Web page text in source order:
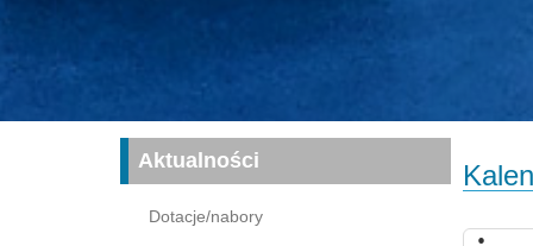
Aktualności
Dotacje/nabory
04:00
05:00